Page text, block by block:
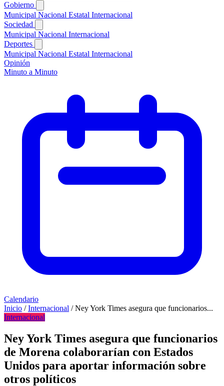
Gobierno
Municipal Nacional Estatal Internacional
Sociedad
Municipal Nacional Internacional
Deportes
Municipal Nacional Estatal Internacional
Opinión
Minuto a Minuto
Calendario
Inicio / Internacional / Ney York Times asegura que funcionarios...
Internacional
Ney York Times asegura que funcionarios
de Morena colaborarían con Estados
Unidos para aportar información sobre
otros políticos